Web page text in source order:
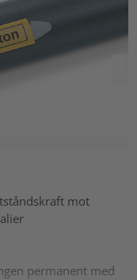
mot
permanent med